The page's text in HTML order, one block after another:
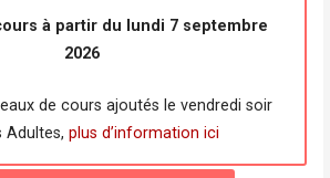
à partir du lundi 7 septembre
2026
de cours ajoutés le vendredi soir
Adultes, plus d’information ici